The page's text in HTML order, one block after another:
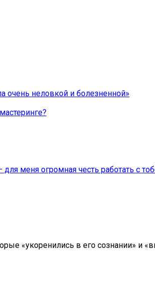
очень неловкой и болезненной»
меня огромная честь работать с
«укоренились в его сознании» и